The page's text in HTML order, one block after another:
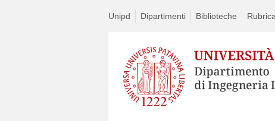
Unipd Dipartimenti Biblioteche